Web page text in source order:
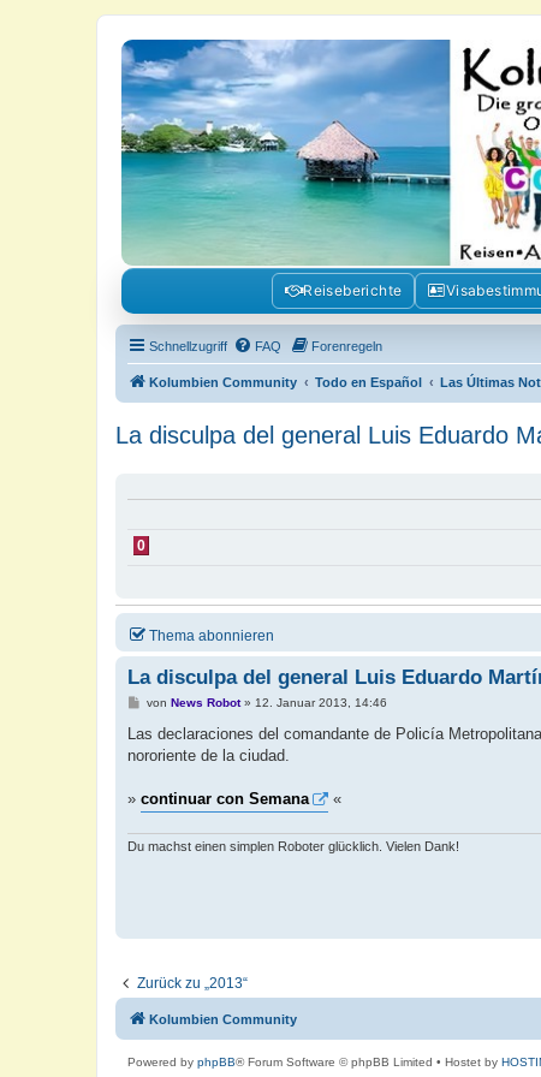
Kolumbienforum - Das grosse
Reisen, Auswandern, Kultur, Politik, Geschichte und Visum in
Reiseberichte
Schnellzugriff FAQ Forenregeln
Kolumbien Community Todo en Español Las Últimas
La disculpa del general Luis Eduardo
0
Thema abonnieren
La disculpa del general Luis Eduardo
B
i
r
von News Robot» 12. Januar 2013, 14:46
Las declaraciones del comandante de Policía
nororiente de la ciudad.
» continuar con Semana «
Du machst einen simplen Roboter glücklich. Vielen Dank!
Zurück zu „2013“
Kolumbien Community
Powered by phpBB® Forum Software © phpBB Limited • Hostet by